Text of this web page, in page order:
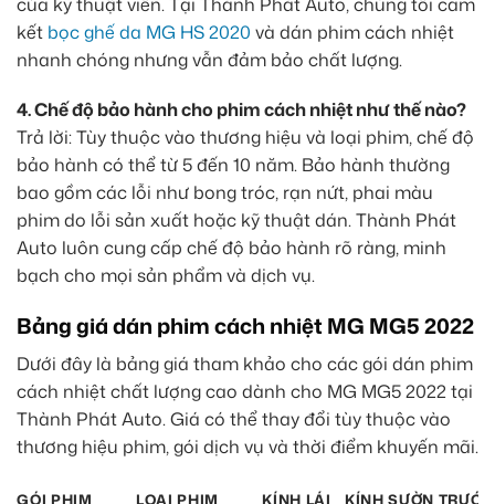
kết bọc ghế da MG HS 2020 và dán phim cách nhiệt
nhanh chóng nhưng vẫn đảm bảo chất lượng.
4. Chế độ bảo hành cho phim cách nhiệt như thế nào?
Trả lời: Tùy thuộc vào thương hiệu và loại phim, chế độ
bảo hành có thể từ 5 đến 10 năm. Bảo hành thường
bao gồm các lỗi như bong tróc, rạn nứt, phai màu
phim do lỗi sản xuất hoặc kỹ thuật dán. Thành Phát
Auto luôn cung cấp chế độ bảo hành rõ ràng, minh
bạch cho mọi sản phẩm và dịch vụ.
Bảng giá dán phim cách nhiệt MG MG5 2022
Dưới đây là bảng giá tham khảo cho các gói dán phim
cách nhiệt chất lượng cao dành cho MG MG5 2022 tại
Thành Phát Auto. Giá có thể thay đổi tùy thuộc vào
thương hiệu phim, gói dịch vụ và thời điểm khuyến mãi.
GÓI PHIM LOẠI PHIM KÍNH LÁI
KÍNH SƯỜN TRƯỚC